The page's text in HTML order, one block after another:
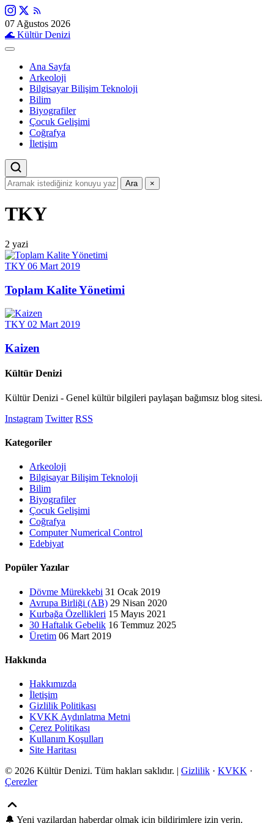
07 Ağustos 2026
🌊 Kültür Denizi
Ana Sayfa
Arkeoloji
Bilgisayar Bilişim Teknoloji
Bilim
Biyografiler
Çocuk Gelişimi
Coğrafya
İletişim
Ara ×
TKY
2 yazi
TKY 06 Mart 2019
Toplam Kalite Yönetimi
TKY 02 Mart 2019
Kaizen
Kültür Denizi
Kültür Denizi - Genel kültür bilgileri paylaşan bağımsız blog sitesi.
Instagram Twitter RSS
Kategoriler
Arkeoloji
Bilgisayar Bilişim Teknoloji
Bilim
Biyografiler
Çocuk Gelişimi
Coğrafya
Computer Numerical Control
Edebiyat
Popüler Yazılar
Dövme Mürekkebi 31 Ocak 2019
Avrupa Birliği (AB) 29 Nisan 2020
Kurbağa Özellikleri 15 Mayıs 2021
30 Haftalık Gebelik 16 Temmuz 2025
Üretim 06 Mart 2019
Hakkında
Hakkımızda
İletişim
Gizlilik Politikası
KVKK Aydınlatma Metni
Çerez Politikası
Kullanım Koşulları
Site Haritası
© 2026 Kültür Denizi. Tüm hakları saklıdır. | Gizlilik · KVKK ·
Çerezler
🔔 Yeni yazilardan haberdar olmak icin bildirimlere izin verin.